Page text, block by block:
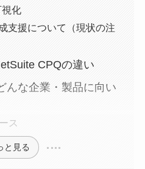
化
支援について（現状の注
CPQの違い
んな企業・製品に向い
ス
と見る